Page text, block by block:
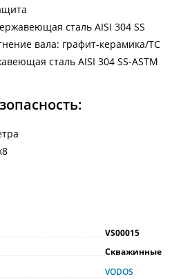
сталь AISI 304 SS
вала: графит-керамика/TC
сталь AISI 304 SS-ASTM
VS00015
Скважинные
VODOS